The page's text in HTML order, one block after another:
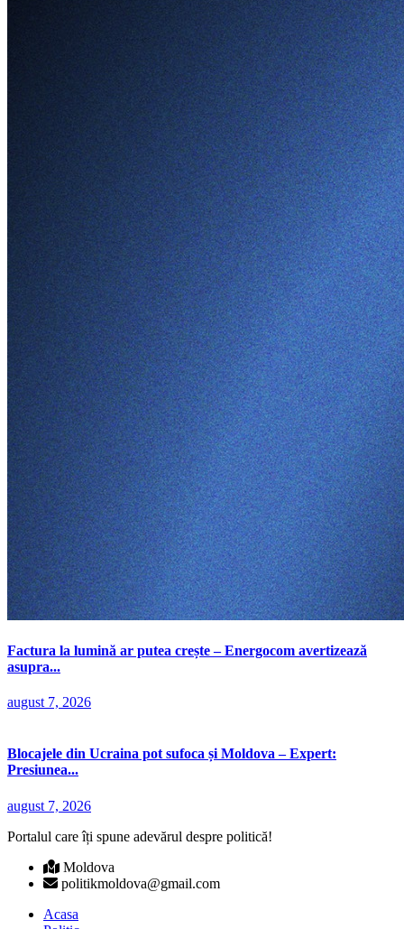
Factura la lumină ar putea crește – Energocom avertizează
asupra...
august 7, 2026
Blocajele din Ucraina pot sufoca și Moldova – Expert:
Presiunea...
august 7, 2026
Portalul care îți spune adevărul despre politică!
Moldova
politikmoldova@gmail.com
Acasa